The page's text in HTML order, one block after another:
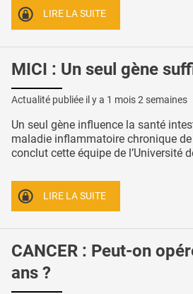
LIRE LA SUITE
MICI : Un seul gène
Actualité publiée il y a 1 mois 2 semaines
Un seul gène influence la santé
maladie inflammatoire chronique
conclut cette équipe de l’Université
LIRE LA SUITE
CANCER : Peut-on
ans ?